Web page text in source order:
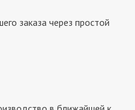
заказа через простой